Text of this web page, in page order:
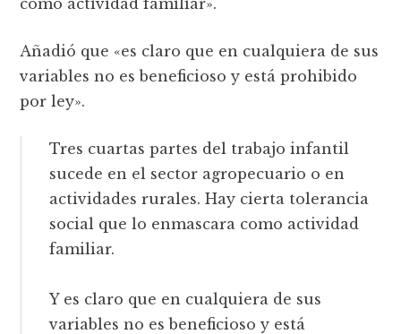
Añadió que «es claro que en cualquiera de sus
variables no es beneficioso y está prohibido
por ley».
Tres cuartas partes del trabajo infantil
sucede en el sector agropecuario o en
actividades rurales. Hay cierta tolerancia
social que lo enmascara como actividad
familiar.
Y es claro que en cualquiera de sus
variables no es beneficioso y está